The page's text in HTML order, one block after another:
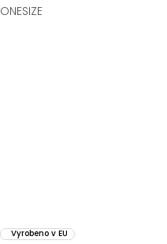
ONESIZE
Vyrobeno v EU